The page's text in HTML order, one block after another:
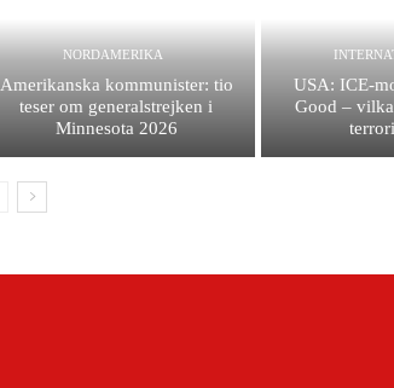
NORDAMERIKA
Amerikanska kommunister: tio
teser om generalstrejken i
Minnesota 2026
USA: ICE-
Good –